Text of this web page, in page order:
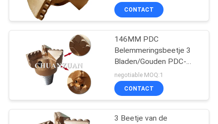
CONTACTEER
ONS
VERZOEK
CITAAT
het beetje van de
rolkegel
23
CONTACT
146MM PDC
Belemmeringsbeetje 3
Bladen/Gouden PDC-
Kernbeetjes die
Materiaal boren
negotiable MOQ:1
CONTACT
3 Beetje van de